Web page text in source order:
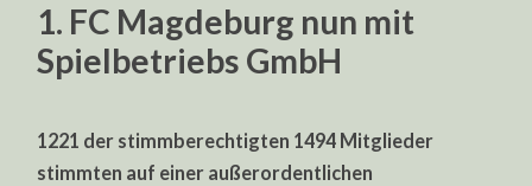
1. FC Magdeburg nun mit
Spielbetriebs GmbH
1221 der stimmberechtigten 1494 Mitglieder
stimmten auf einer außerordentlichen